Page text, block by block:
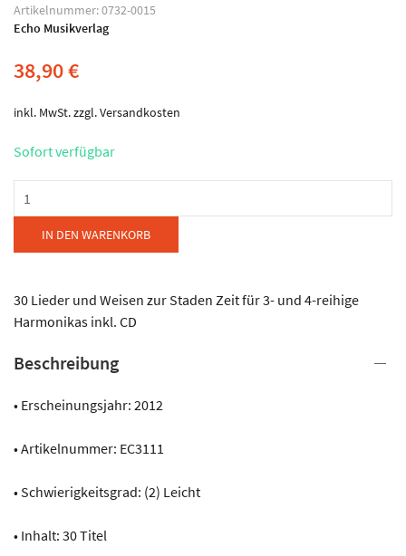
Artikelnummer:0732-0015
Echo Musikverlag
38,90€
inkl. MwSt.zzgl.Versandkosten
Sofort verfügbar
Musikverlag
Alpenländische
Menge
IN DEN WARENKORB
30 Lieder und Weisen zur Staden Zeit für 3- und 4-reihige
Harmonikas inkl. CD
Beschreibung
• Erscheinungsjahr: 2012
• Artikelnummer: EC3111
• Schwierigkeitsgrad: (2) Leicht
• Inhalt: 30 Titel